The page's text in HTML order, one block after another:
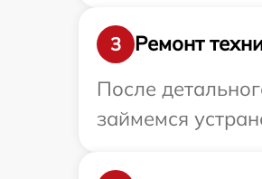
3
Ремонт
После
займемся